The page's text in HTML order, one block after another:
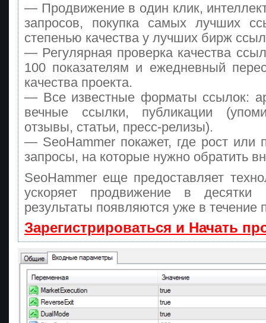
— Продвижение в один клик,
запросов, покупка самых лучших
степенью качества у лучших бирж
— Регулярная проверка качества
100 показателям и ежедневный
качества проекта.
— Все известные форматы ссылок:
вечные ссылки, публикации
отзывы, статьи, пресс-релизы).
— SeoHammer покажет, где рост или
запросы, на которые нужно обратить
SeoHammer еще предоставляет
ускоряет продвижение в
результаты появляются уже в течение
Зарегистрироваться и Начать